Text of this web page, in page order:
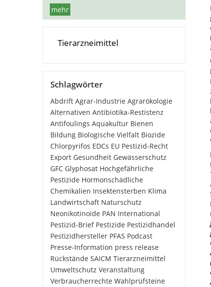
mehr
Tierarzneimittel
Schlagwörter
Abdrift Agrar-Industrie Agrarökologie
Alternativen Antibiotika-Restistenz
Antifoulings Aquakultur Bienen
Bildung Biologische Vielfalt Biozide
Chlorpyrifos EDCs EU Pestizid-Recht
Export Gesundheit Gewässerschutz
GFC Glyphosat Hochgefährliche
Pestizide Hormonschädliche
Chemikalien Insektensterben Klima
Landwirtschaft Naturschutz
Neonikotinoide PAN International
Pestizid-Brief Pestizide Pestizidhandel
Pestizidhersteller PFAS Podcast
Presse-Information press release
Rückstände SAICM Tierarzneimittel
Umweltschutz Veranstaltung
Verbraucherrechte Wahlprüfsteine